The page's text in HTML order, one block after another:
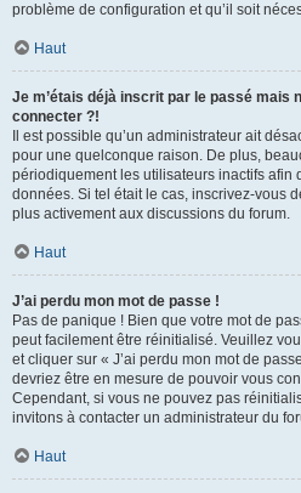
problème de configuration et qu’il soit
Haut
Je m’étais déjà inscrit par le passé mais
connecter ?!
Il est possible qu’un administrateur ait
pour une quelconque raison. De plus,
périodiquement les utilisateurs inactifs afin
données. Si tel était le cas, inscrivez-vous
plus activement aux discussions du forum.
Haut
J’ai perdu mon mot de passe !
Pas de panique ! Bien que votre mot de
peut facilement être réinitialisé. Veuillez
et cliquer sur « J’ai perdu mon mot de
devriez être en mesure de pouvoir vous
Cependant, si vous ne pouvez pas
invitons à contacter un administrateur du
Haut